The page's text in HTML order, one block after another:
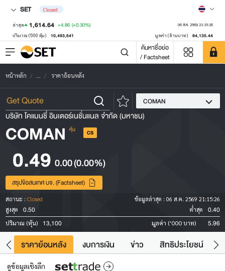
SET Closed
ล่าสุด 1,614.64 +4.86 (+0.30%) 06 ส.ค. 2569 21:15:26
ปริมาณ ('000 หุ้น) 10,493,641 มูลค่า (ล้านบาท) 84,135.44
ค้นหาชื่อย่อ
/ Factsheet
หน้าหลัก ... ราคาย้อนหลัง
COMAN
บริษัท โคแมนชี่ อินเตอร์เนชั่นแนล จำกัด (มหาชน)
COMAN หุ้น CS
0.49 0.00(0.00%)
สรุปข้อสนเทศ บจ. (Factsheet)
สถานะ : Closed ข้อมูลล่าสุด : 06 ส.ค. 2569 21:15:26
สูงสุด
0.50 ต่ำสุด 0.40
ปริมาณ (หุ้น) 13,100 มูลค่า ('000 บาท) 5.96
ราคาย้อนหลัง งบการเงิน ข่าว สิทธิประโยชน์
ดูข้อมูลเชิงลึก